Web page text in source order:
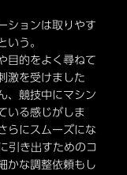
ションは取りやす
いう。
目的をよく尋ねて
激を受けました
、競技中にマシン
いる感じがしま
らにスムーズにな
引き出すためのコ
かな調整依頼もし